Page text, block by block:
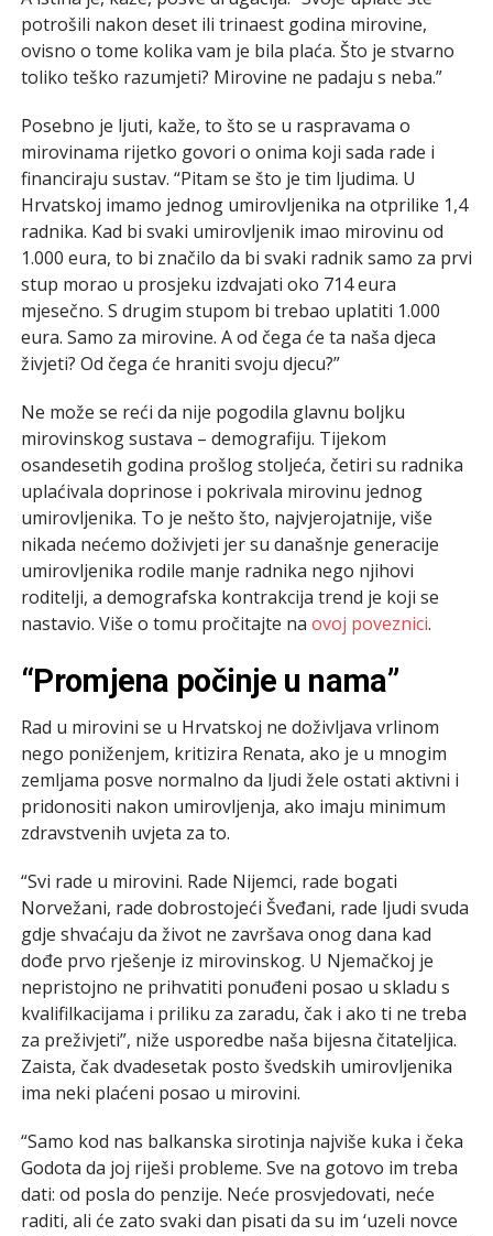
potrošili nakon deset ili trinaest godina mirovine,
ovisno o tome kolika vam je bila plaća. Što je stvarno
toliko teško razumjeti? Mirovine ne padaju s neba.”
Posebno je ljuti, kaže, to što se u raspravama o
mirovinama rijetko govori o onima koji sada rade i
financiraju sustav. “Pitam se što je tim ljudima. U
Hrvatskoj imamo jednog umirovljenika na otprilike 1,4
radnika. Kad bi svaki umirovljenik imao mirovinu od
1.000 eura, to bi značilo da bi svaki radnik samo za prvi
stup morao u prosjeku izdvajati oko 714 eura
mjesečno. S drugim stupom bi trebao uplatiti 1.000
eura. Samo za mirovine. A od čega će ta naša djeca
živjeti? Od čega će hraniti svoju djecu?”
Ne može se reći da nije pogodila glavnu boljku
mirovinskog sustava – demografiju. Tijekom
osandesetih godina prošlog stoljeća, četiri su radnika
uplaćivala doprinose i pokrivala mirovinu jednog
umirovljenika. To je nešto što, najvjerojatnije, više
nikada nećemo doživjeti jer su današnje generacije
umirovljenika rodile manje radnika nego njihovi
roditelji, a demografska kontrakcija trend je koji se
nastavio. Više o tomu pročitajte na ovoj poveznici.
“Promjena počinje u nama”
Rad u mirovini se u Hrvatskoj ne doživljava vrlinom
nego poniženjem, kritizira Renata, ako je u mnogim
zemljama posve normalno da ljudi žele ostati aktivni i
pridonositi nakon umirovljenja, ako imaju minimum
zdravstvenih uvjeta za to.
“Svi rade u mirovini. Rade Nijemci, rade bogati
Norvežani, rade dobrostojeći Šveđani, rade ljudi svuda
gdje shvaćaju da život ne završava onog dana kad
dođe prvo rješenje iz mirovinskog. U Njemačkoj je
nepristojno ne prihvatiti ponuđeni posao u skladu s
kvalifilkacijama i priliku za zaradu, čak i ako ti ne treba
za preživjeti”, niže usporedbe naša bijesna čitateljica.
Zaista, čak dvadesetak posto švedskih umirovljenika
ima neki plaćeni posao u mirovini.
“Samo kod nas balkanska sirotinja najviše kuka i čeka
Godota da joj riješi probleme. Sve na gotovo im treba
dati: od posla do penzije. Neće prosvjedovati, neće
raditi, ali će zato svaki dan pisati da su im ‘uzeli novce